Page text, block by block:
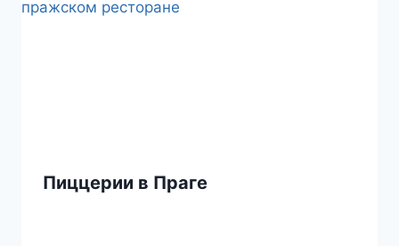
Пиццерии в Праге